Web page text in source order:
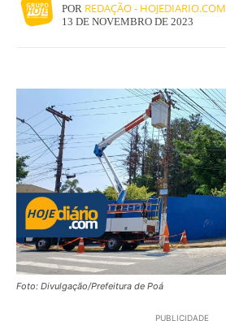
POR REDAÇÃO - HOJEDIARIO.COM
13 DE NOVEMBRO DE 2023
Foto: Divulgação/Prefeitura de Poá
PUBLICIDADE